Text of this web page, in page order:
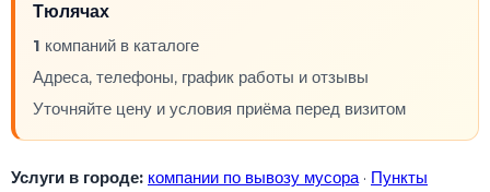
Тюлячах
1 компаний в каталоге
Адреса, телефоны, график работы и отзывы
Уточняйте цену и условия приёма перед визитом
Услуги в городе: компании по вывозу мусора· Пункты